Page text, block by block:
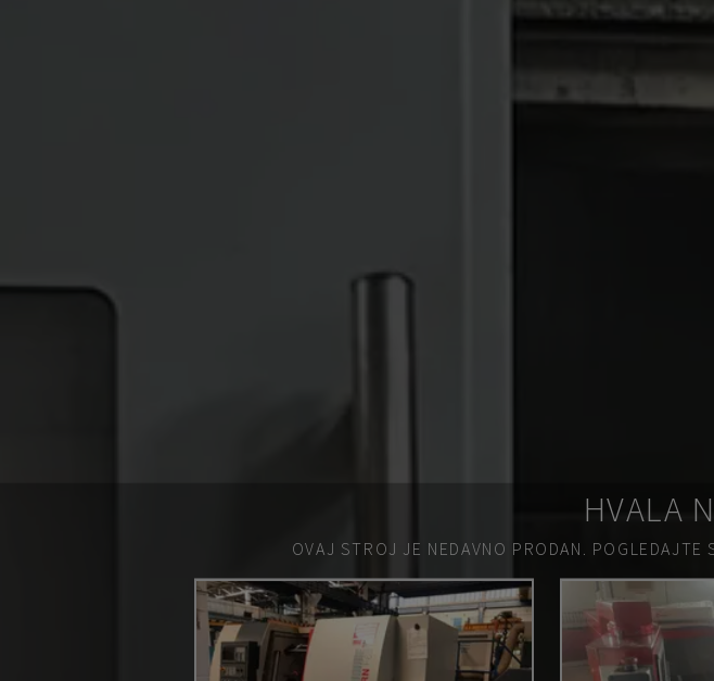
HVALA
OVAJ STROJ JE NEDAVNO PRODAN. POGLEDAJTE